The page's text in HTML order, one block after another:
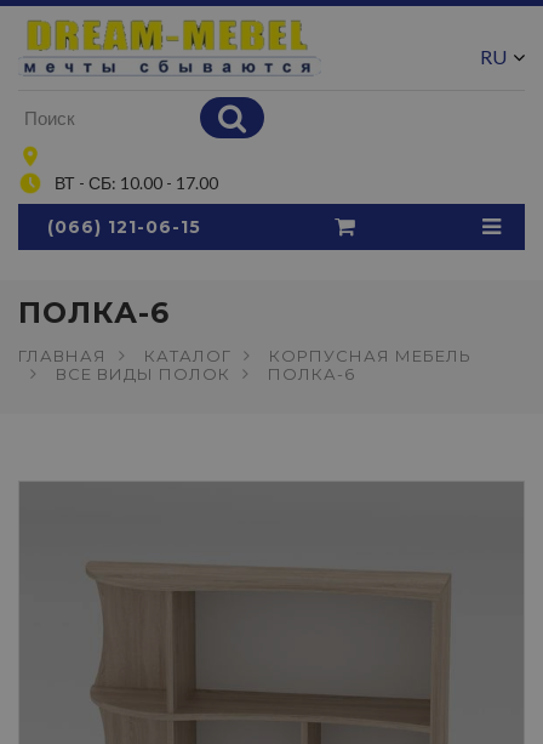
ВТ - СБ: 10.00 - 17.00
RU
(066) 121-06-15
ПОЛКА-6
ГЛАВНАЯ КАТАЛОГ
КОРПУСНАЯ МЕБЕЛЬ
ВСЕ ВИДЫ ПОЛОК
ПОЛКА-6